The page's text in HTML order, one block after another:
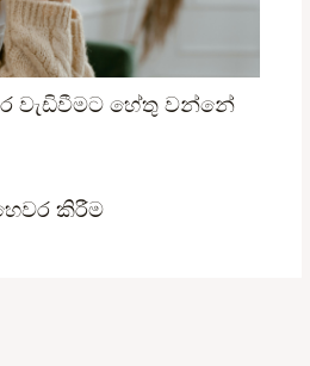
වැඩිවීමට හේතු වන්නේ
කිරීම